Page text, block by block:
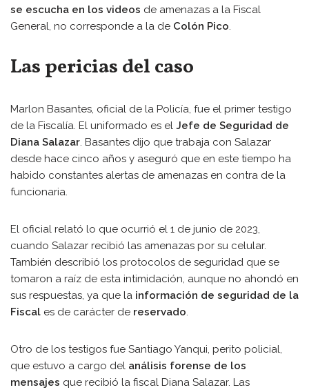
se escucha en los videos de amenazas a la Fiscal
General, no corresponde a la de Colón Pico.
Las pericias del caso
Marlon Basantes, oficial de la Policía, fue el primer testigo
de la Fiscalía. El uniformado es el Jefe de Seguridad de
Diana Salazar. Basantes dijo que trabaja con Salazar
desde hace cinco años y aseguró que en este tiempo ha
habido constantes alertas de amenazas en contra de la
funcionaria.
El oficial relató lo que ocurrió el 1 de junio de 2023,
cuando Salazar recibió las amenazas por su celular.
También describió los protocolos de seguridad que se
tomaron a raíz de esta intimidación, aunque no ahondó en
sus respuestas, ya que la información de seguridad de la
Fiscal es de carácter de reservado.
Otro de los testigos fue Santiago Yanqui, perito policial,
que estuvo a cargo del análisis forense de los
mensajes que recibió la fiscal Diana Salazar. Las